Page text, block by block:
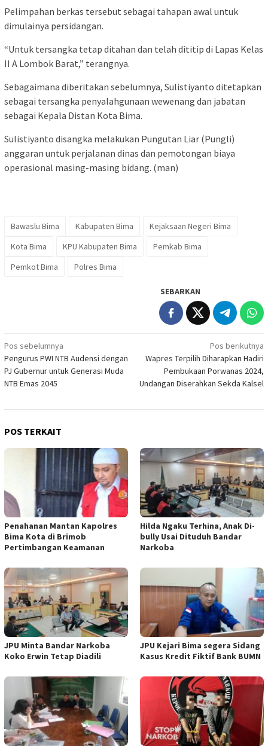
Pelimpahan berkas tersebut sebagai tahapan awal untuk
dimulainya persidangan.
“Untuk tersangka tetap ditahan dan telah dititip di Lapas Kelas
II A Lombok Barat,” terangnya.
Sebagaimana diberitakan sebelumnya, Sulistiyanto ditetapkan
sebagai tersangka penyalahgunaan wewenang dan jabatan
sebagai Kepala Distan Kota Bima.
Sulistiyanto disangka melakukan Pungutan Liar (Pungli)
anggaran untuk perjalanan dinas dan pemotongan biaya
operasional masing-masing bidang. (man)
Bawaslu Bima Kabupaten Bima
Kejaksaan Negeri Bima
Kota Bima
KPU Kabupaten Bima
Pemkab Bima
Pemkot Bima
Polres Bima
SEBARKAN
Navigasi
pos
Pos sebelumnya
Pengurus PWI NTB Audensi dengan
PJ Gubernur untuk Generasi Muda
NTB Emas 2045
Pos berikutnya
Wapres Terpilih Diharapkan Hadiri
Pembukaan Porwanas 2024,
Undangan Diserahkan Sekda Kalsel
POS TERKAIT
Penahanan Mantan Kapolres
Bima Kota di Brimob
Pertimbangan Keamanan
Hilda Ngaku Terhina, Anak Di-
bully Usai Dituduh Bandar
Narkoba
JPU Minta Bandar Narkoba
Koko Erwin Tetap Diadili
JPU Kejari Bima segera Sidang
Kasus Kredit Fiktif Bank BUMN